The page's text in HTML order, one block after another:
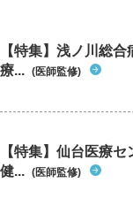
【特集】浅ノ川総
療... (医師監修)
【特集】仙台医療
健... (医師監修)